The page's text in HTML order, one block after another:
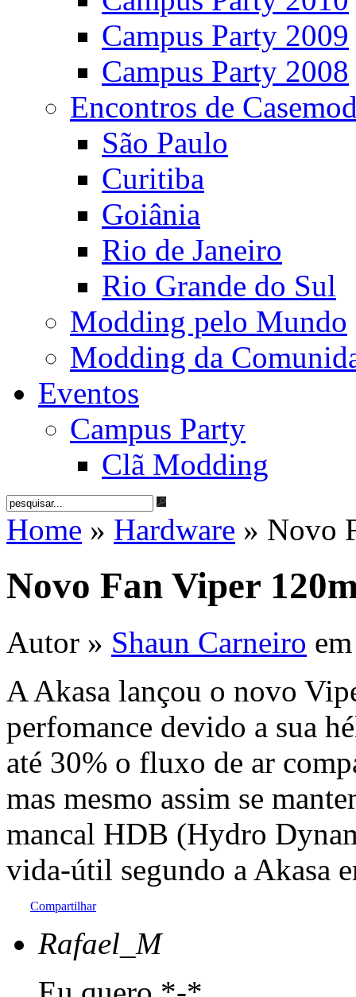
Campus Party 2009
Campus Party 2008
Encontros de
São Paulo
Curitiba
Goiânia
Rio de Janeiro
Rio Grande do Sul
Modding pelo Mundo
Modding da
Eventos
Campus Party
Clã Modding
Home » Hardware » Novo
Novo Fan Viper
Autor » Shaun Carneiro
A Akasa lançou o novo
perfomance devido a sua
até 30% o fluxo de ar
mas mesmo assim se
mancal HDB (Hydro
vida-útil segundo a Akasa
Compartilhar
Rafael_M